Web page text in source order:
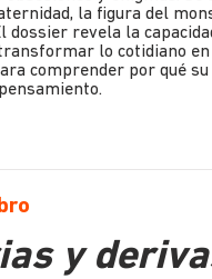
la figura del
dossier revela la
lo cotidiano
comprender por qué su
y